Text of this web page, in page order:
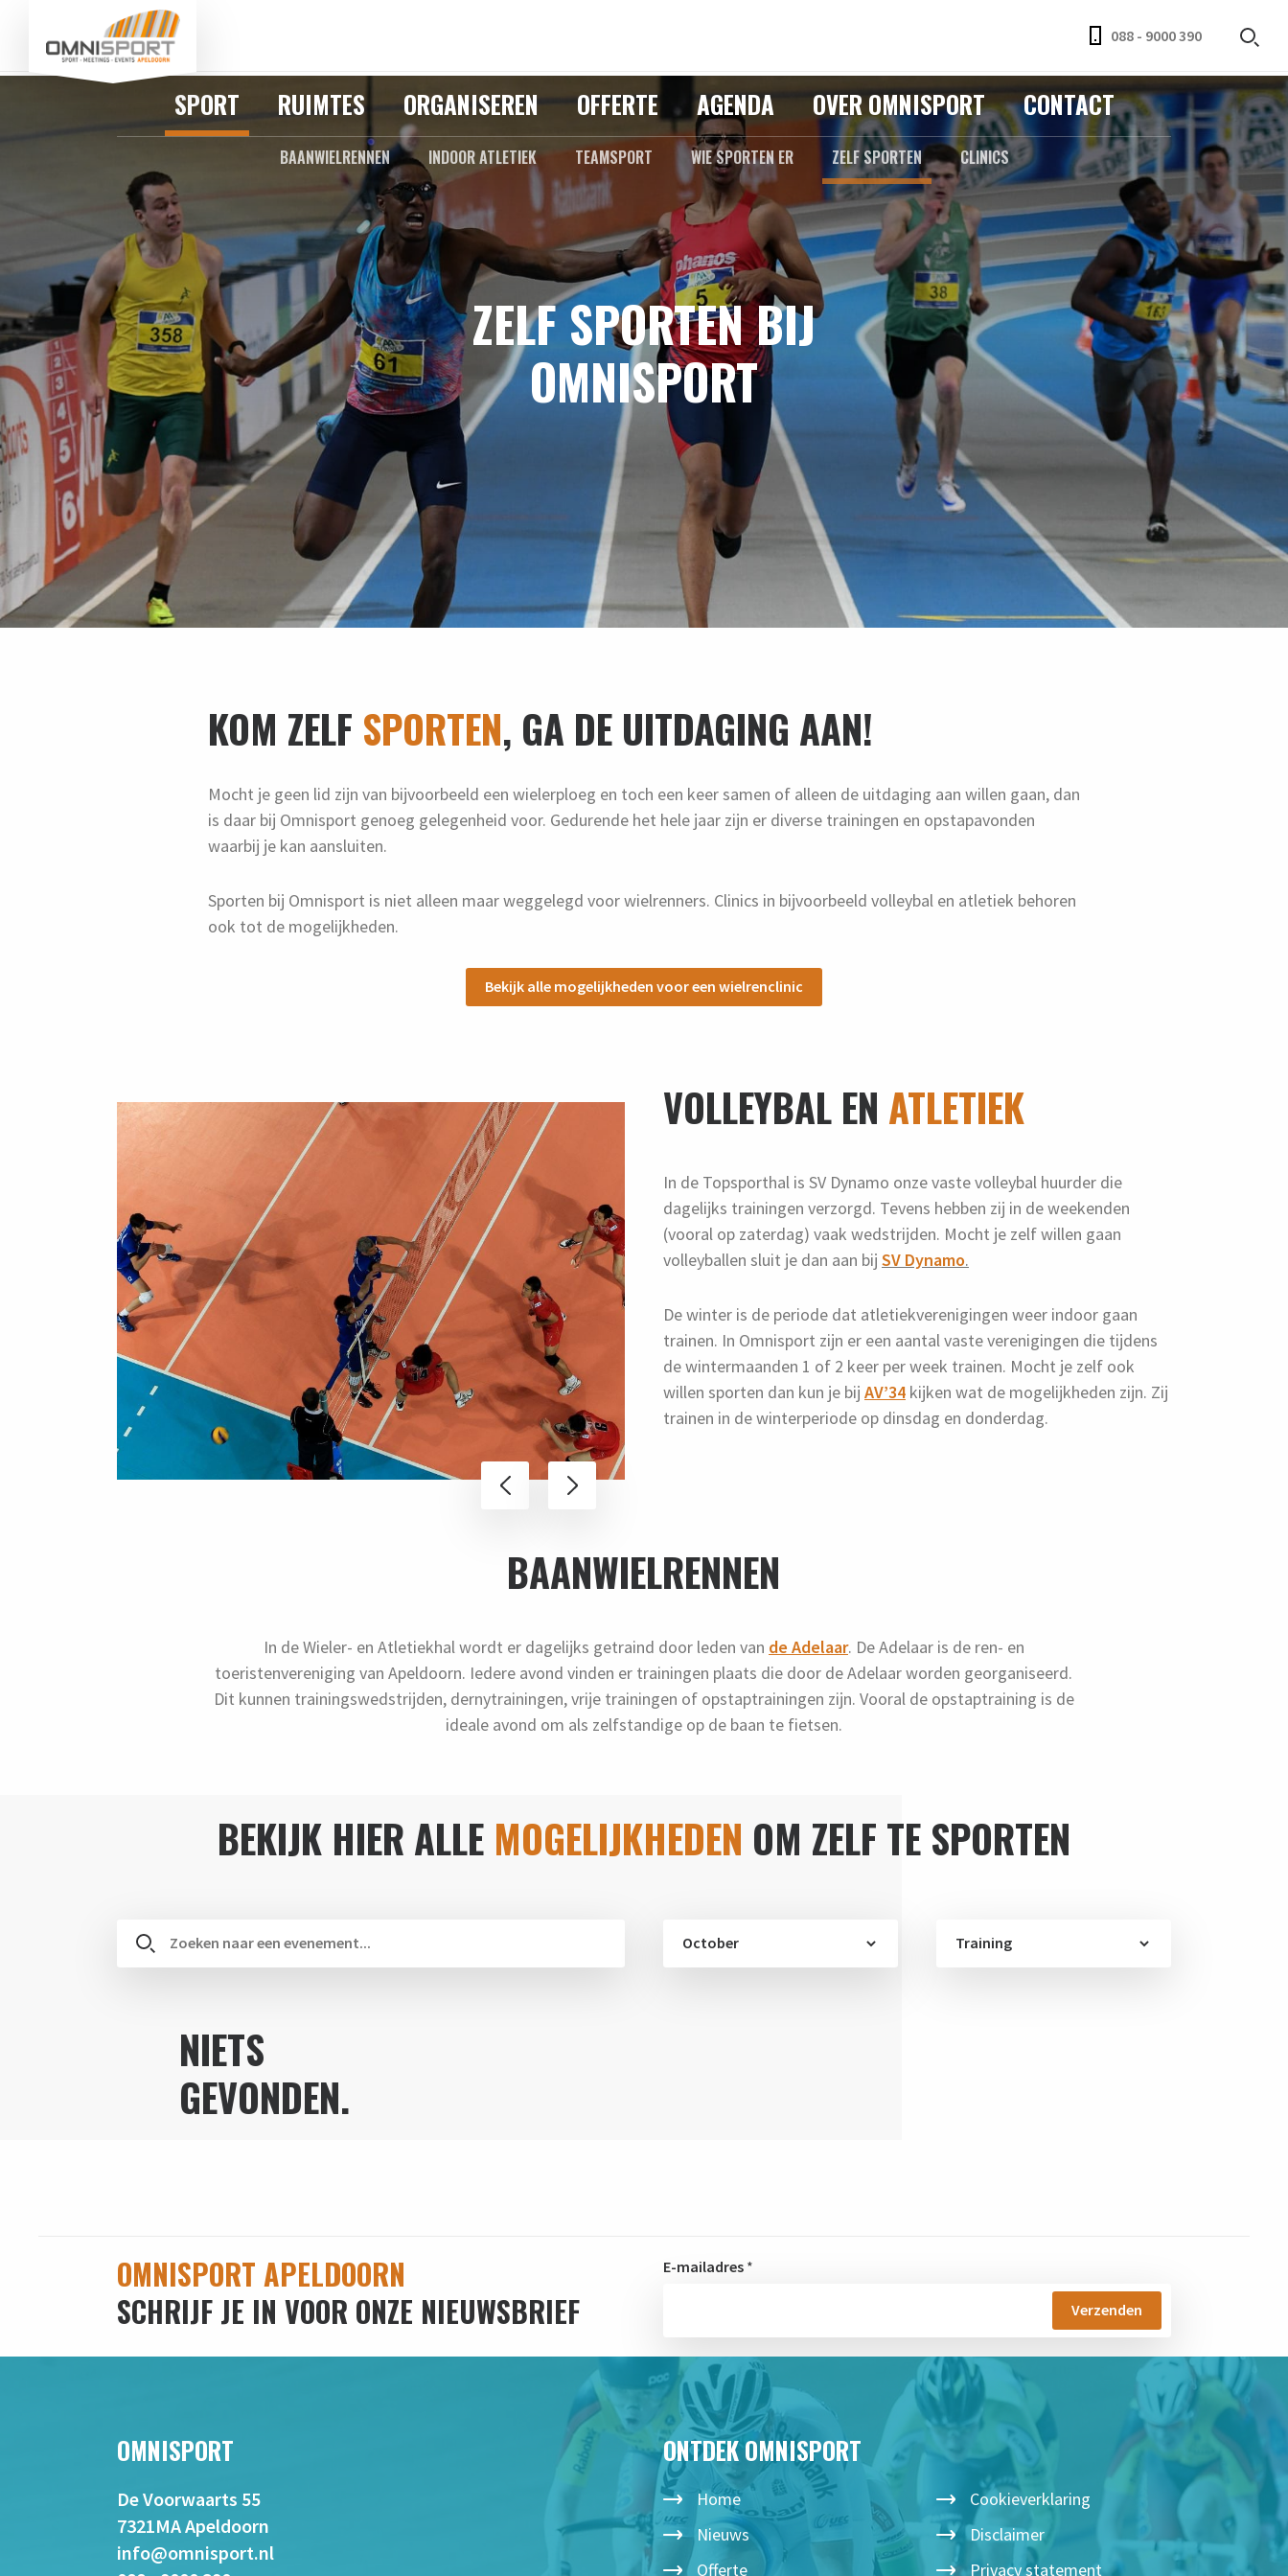
088 - 9000 390
SPORT
BAANWIELRENNEN INDOOR ATLETIEK TEAMSPORT WIE SPORTEN ER ZELF SPORTEN CLINICS
RUIMTES ORGANISEREN OFFERTE AGENDA OVER OMNISPORT CONTACT
ZELF SPORTEN BIJ
OMNISPORT
KOM ZELF SPORTEN, GA DE UITDAGING AAN!
Mocht je geen lid zijn van bijvoorbeeld een wielerploeg en toch een keer samen of alleen de uitdaging aan willen gaan, dan
is daar bij Omnisport genoeg gelegenheid voor. Gedurende het hele jaar zijn er diverse trainingen en opstapavonden
waarbij je kan aansluiten.
Sporten bij Omnisport is niet alleen maar weggelegd voor wielrenners. Clinics in bijvoorbeeld volleybal en atletiek behoren
ook tot de mogelijkheden.
Bekijk alle mogelijkheden voor een wielrenclinic
VOLLEYBAL EN ATLETIEK
In de Topsporthal is SV Dynamo onze vaste volleybal huurder die
dagelijks trainingen verzorgd. Tevens hebben zij in de weekenden
(vooral op zaterdag) vaak wedstrijden. Mocht je zelf willen gaan
volleyballen sluit je dan aan bij SV Dynamo.
De winter is de periode dat atletiekverenigingen weer indoor gaan
trainen. In Omnisport zijn er een aantal vaste verenigingen die tijdens
de wintermaanden 1 of 2 keer per week trainen. Mocht je zelf ook
willen sporten dan kun je bij AV’34 kijken wat de mogelijkheden zijn. Zij
trainen in de winterperiode op dinsdag en donderdag.
BAANWIELRENNEN
In de Wieler- en Atletiekhal wordt er dagelijks getraind door leden van de Adelaar. De Adelaar is de ren- en
toeristenvereniging van Apeldoorn. Iedere avond vinden er trainingen plaats die door de Adelaar worden georganiseerd.
Dit kunnen trainingswedstrijden, dernytrainingen, vrije trainingen of opstaptrainingen zijn. Vooral de opstaptraining is de
ideale avond om als zelfstandige op de baan te fietsen.
BEKIJK HIER ALLE MOGELIJKHEDEN OM ZELF TE SPORTEN
October Training
NIETS
GEVONDEN.
OMNISPORT APELDOORN
SCHRIJF JE IN VOOR ONZE NIEUWSBRIEF
E-mailadres *
OMNISPORT
De Voorwaarts 55
7321MA Apeldoorn
info@omnisport.nl
ONTDEK OMNISPORT
Home
Nieuws
Offerte
Cookieverklaring
Disclaimer
Privacy statement